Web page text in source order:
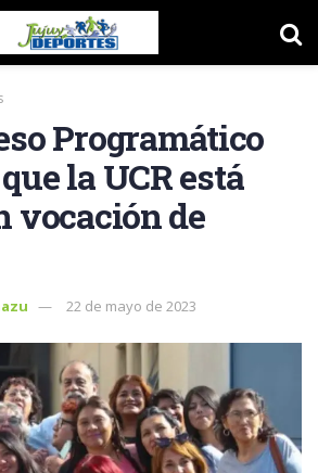
Programático
la UCR está
vocación de
22 de mayo de 2023